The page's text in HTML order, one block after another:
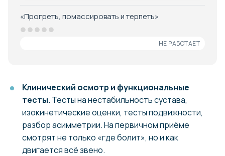
«Прогреть, помассировать и терпеть»
●●●●●
НЕ РАБОТАЕТ
Клинический осмотр и функциональные
тесты. Тесты на нестабильность сустава,
изокинетические оценки, тесты подвижности,
разбор асимметрии. На первичном приёме
смотрят не только «где болит», но и как
двигается всё звено.